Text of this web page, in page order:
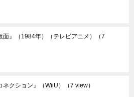
面』（1984年）（テレビアニメ）
（7
ネクション』（WiiU） （7 view）